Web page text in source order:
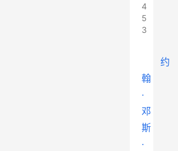
4
5
3
约
翰
·
邓
斯
·